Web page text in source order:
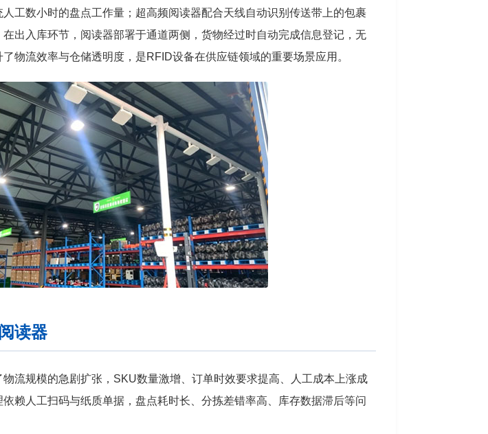
工数小时的盘点工作量；超高频阅读器配合天线自动识别传送带上的包裹
出入库环节，阅读器部署于通道两侧，货物经过时自动完成信息登记，无
物流效率与仓储透明度，是RFID设备在供应链领域的重要场景应用。
读器
流规模的急剧扩张，SKU数量激增、订单时效要求提高、人工成本上涨成
赖人工扫码与纸质单据，盘点耗时长、分拣差错率高、库存数据滞后等问